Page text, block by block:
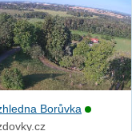
Borůvka